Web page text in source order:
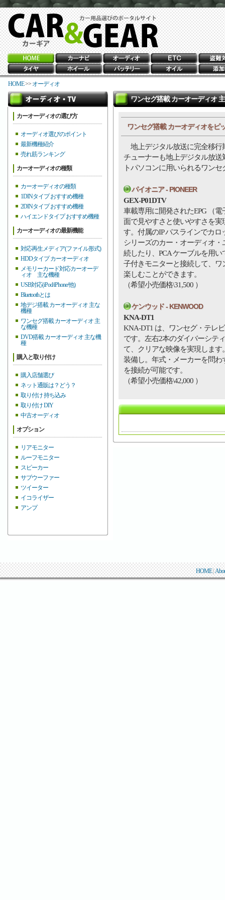
HOME>> オーディオ
カーオーディオの選び方
オーディオ選びのポイント
最新機種紹介
売れ筋ランキング
カーオーディオの種類
カーオーディオの種類
1DINタイプ おすすめ機種
2DINタイプ おすすめ機種
ハイエンドタイプ おすすめ機種
カーオーディオの最新機能
対応再生メディア(ファイル形式)
HDDタイプ カーオーディオ
メモリーカード対応カーオーデ
ィオ 主な機種
USB対応(iPod/iPhone/他)
Bluetoothとは
地デジ搭載 カーオーディオ 主な
機種
ワンセグ搭載 カーオーディオ 主
な機種
DVD搭載 カーオーディオ 主な機
種
購入と取り付け
購入店舗選び
ネット通販は？どう？
取り付け 持ち込み
取り付け DIY
中古オーディオ
オプション
リアモニター
ルーフモニター
スピーカー
サブウーファー
ツイーター
イコライザー
アンプ
ワンセグ搭載 カーオーディオ
ワンセグ搭載 カーオディオをピ
地上デジタル放送に完全移行
チューナーも地上デジタル放
トパソコンに用いられるワン
パイオニア - PIONEER
GEX-P01DTV
車載専用に開発されたEPG （
面で見やすさと使いやすさを実
す。付属のIP バスラインでカロ
シリーズのカー・オーディオ・
続したり、PCA ケーブルを用い
子付きモニターと接続して、ワ
楽しむことができます。
（希望小売価格\31,500 ）
ケンウッド - KENWOOD
KNA-DT1
KNA-DT1 は、ワンセグ・テレ
です。左右2本のダイバーシテ
て、クリアな映像を実現します
装備し。年式・メーカーを問わ
を接続が可能です。
（希望小売価格\42,000 ）
HOME|